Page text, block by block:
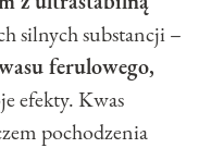
silnych substancji –
ferulowego,
efekty. Kwas
pochodzenia